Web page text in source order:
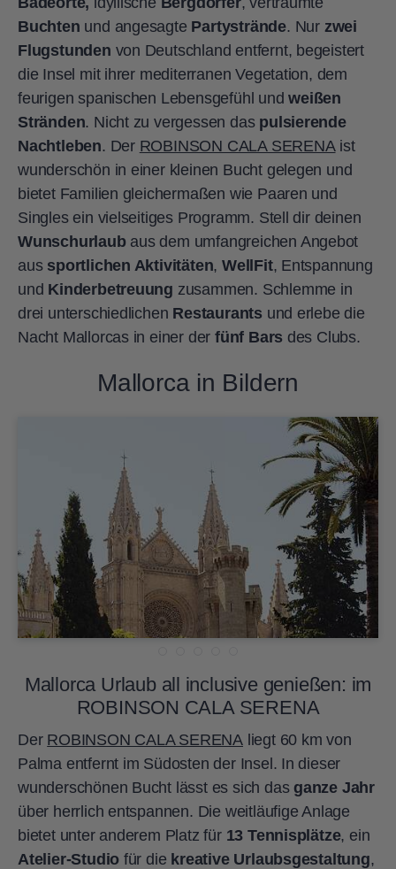
Buchten und angesagte Partystrände. Nur zwei
Flugstunden von Deutschland entfernt, begeistert
die Insel mit ihrer mediterranen Vegetation, dem
feurigen spanischen Lebensgefühl undweißen
Stränden. Nicht zu vergessen das pulsierende
Nachtleben. Der ROBINSON CALA SERENAist
wunderschön in einer kleinen Bucht gelegen und
bietet Familien gleichermaßen wie Paaren und
Singles ein vielseitiges Programm. Stell dir deinen
Wunschurlaub aus dem umfangreichen Angebot
aus sportlichen Aktivitäten, WellFit, Entspannung
und Kinderbetreuung zusammen. Schlemme in
drei unterschiedlichen Restaurants und erlebe die
Nacht Mallorcas in einer der fünf Bars des Clubs.
Mallorca in Bildern
Mallorca Urlaub all inclusive genießen: im
ROBINSON CALA SERENA
Der ROBINSON CALA SERENA liegt 60 km von
Palma entfernt im Südosten der Insel. In dieser
wunderschönen Bucht lässt es sich das ganze Jahr
über herrlich entspannen. Die weitläufige Anlage
bietet unter anderem Platz für 13 Tennisplätze, ein
Atelier-Studio für die kreative Urlaubsgestaltung,